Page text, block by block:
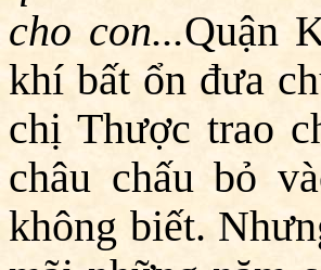
cho con...Quận
khí bất ổn đưa
chị Thược trao
châu chấu bỏ
không biết.